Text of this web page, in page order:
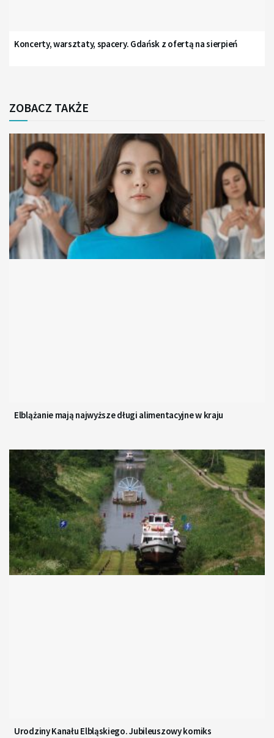
Koncerty, warsztaty, spacery. Gdańsk z ofertą na sierpień
ZOBACZ TAKŻE
Elblążanie mają najwyższe długi alimentacyjne w kraju
Urodziny Kanału Elbląskiego. Jubileuszowy komiks